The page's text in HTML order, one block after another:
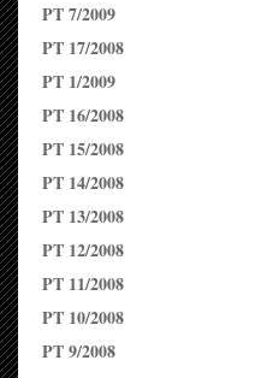
PT 7/2009
PT 17/2008
PT 1/2009
PT 16/2008
PT 15/2008
PT 14/2008
PT 13/2008
PT 12/2008
PT 11/2008
PT 10/2008
PT 9/2008